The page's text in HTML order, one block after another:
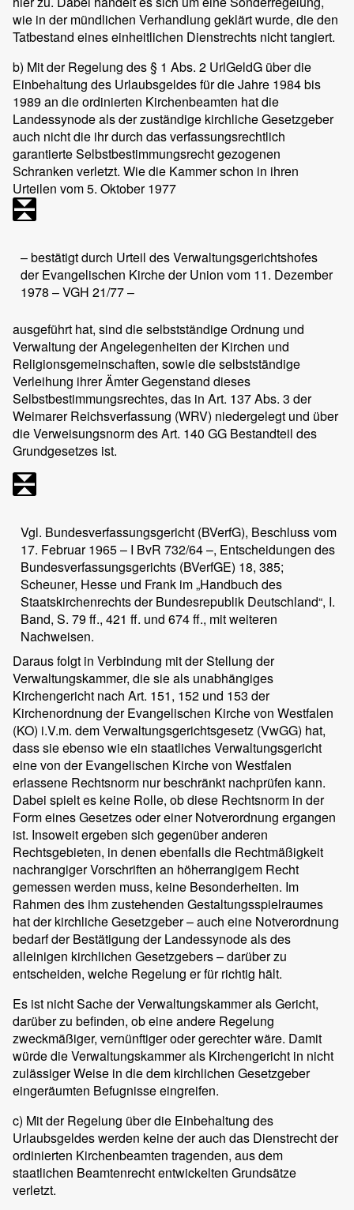
wie in der mündlichen Verhandlung geklärt wurde, die den
Tatbestand eines einheitlichen Dienstrechts nicht tangiert.
b) Mit der Regelung des § 1 Abs. 2 UrlGeldG über die
Einbehaltung des Urlaubsgeldes für die Jahre 1984 bis
1989 an die ordinierten Kirchenbeamten hat die
Landessynode als der zuständige kirchliche Gesetzgeber
auch nicht die ihr durch das verfassungsrechtlich
garantierte Selbstbestimmungsrecht gezogenen
Schranken verletzt. Wie die Kammer schon in ihren
Urteilen vom 5. Oktober 1977
– bestätigt durch Urteil des Verwaltungsgerichtshofes
der Evangelischen Kirche der Union vom 11. Dezember
1978 – VGH 21/77 –
ausgeführt hat, sind die selbstständige Ordnung und
Verwaltung der Angelegenheiten der Kirchen und
Religionsgemeinschaften, sowie die selbstständige
Verleihung ihrer Ämter Gegenstand dieses
Selbstbestimmungsrechtes, das in Art. 137 Abs. 3 der
Weimarer Reichsverfassung (WRV) niedergelegt und über
die Verweisungsnorm des Art. 140 GG Bestandteil des
Grundgesetzes ist.
Vgl. Bundesverfassungsgericht (BVerfG), Beschluss vom
17. Februar 1965 – I BvR 732/64 –, Entscheidungen des
Bundesverfassungsgerichts (BVerfGE) 18, 385;
Scheuner, Hesse und Frank im „Handbuch des
Staatskirchenrechts der Bundesrepublik Deutschland“, I.
Band, S. 79 ff., 421 ff. und 674 ff., mit weiteren
Nachweisen.
Daraus folgt in Verbindung mit der Stellung der
Verwaltungskammer, die sie als unabhängiges
Kirchengericht nach Art. 151, 152 und 153 der
Kirchenordnung der Evangelischen Kirche von Westfalen
(KO) i.V.m. dem Verwaltungsgerichtsgesetz (VwGG) hat,
dass sie ebenso wie ein staatliches Verwaltungsgericht
eine von der Evangelischen Kirche von Westfalen
erlassene Rechtsnorm nur beschränkt nachprüfen kann.
Dabei spielt es keine Rolle, ob diese Rechtsnorm in der
Form eines Gesetzes oder einer Notverordnung ergangen
ist. Insoweit ergeben sich gegenüber anderen
Rechtsgebieten, in denen ebenfalls die Rechtmäßigkeit
nachrangiger Vorschriften an höherrangigem Recht
gemessen werden muss, keine Besonderheiten. Im
Rahmen des ihm zustehenden Gestaltungsspielraumes
hat der kirchliche Gesetzgeber – auch eine Notverordnung
bedarf der Bestätigung der Landessynode als des
alleinigen kirchlichen Gesetzgebers – darüber zu
entscheiden, welche Regelung er für richtig hält.
Es ist nicht Sache der Verwaltungskammer als Gericht,
darüber zu befinden, ob eine andere Regelung
zweckmäßiger, vernünftiger oder gerechter wäre. Damit
würde die Verwaltungskammer als Kirchengericht in nicht
zulässiger Weise in die dem kirchlichen Gesetzgeber
eingeräumten Befugnisse eingreifen.
c) Mit der Regelung über die Einbehaltung des
Urlaubsgeldes werden keine der auch das Dienstrecht der
ordinierten Kirchenbeamten tragenden, aus dem
staatlichen Beamtenrecht entwickelten Grundsätze
verletzt.